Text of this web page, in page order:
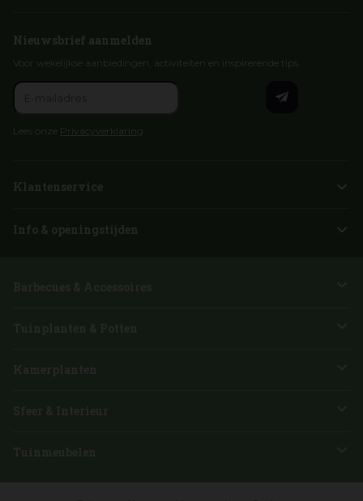
Nieuwsbrief aanmelden
Voor wekelijkse aanbiedingen, activiteiten en inspirerende tips
Lees onze Privacyverklaring
Klantenservice
Info & openingstijden